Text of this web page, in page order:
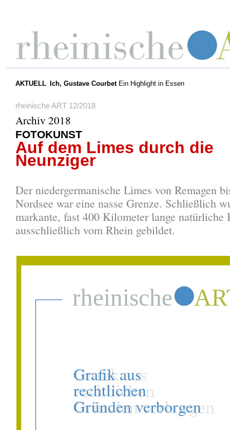
AKTUELL Ich, Gustave CourbetEin Highlight in Essen
rheinische ART 12/2018
Archiv 2018
FOTOKUNST
Auf dem Limes durch die
Neunziger
Der niedergermanische Limes von Remagen
Nordsee war eine nasse Grenze. Schließlich
markante, fast 400 Kilometer lange natürliche
ausschließlich vom Rhein gebildet.